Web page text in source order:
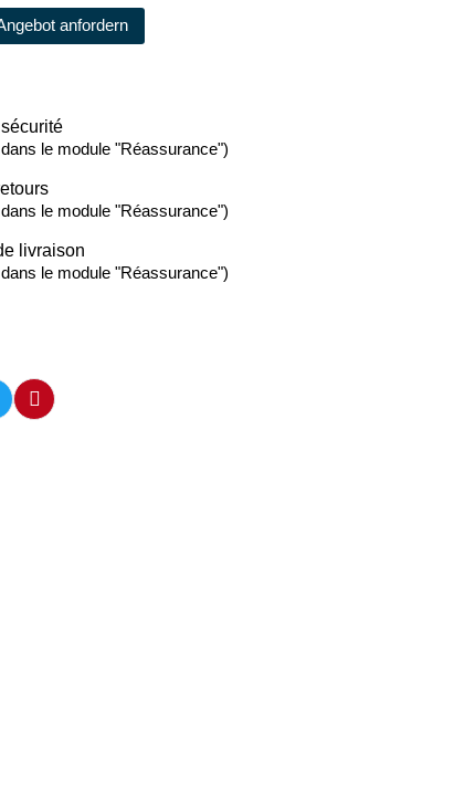
anfordern
le module "Réassurance")
le module "Réassurance")
livraison
le module "Réassurance")